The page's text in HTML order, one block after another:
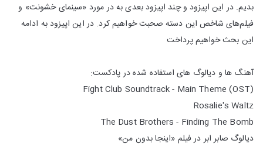
بدیم. در این اپیزود و چند اپیزود بعدی به در مورد «سینمای خشونت» و
فیلم‌های شاخص این دسته صحبت خواهیم کرد. در این اپیزود به ادامه
این بحث خواهیم پرداخت
آهنگ ها و دیالوگ های استفاده شده در پادکست:
Fight Club Soundtrack - Main Theme (OST)
Rosalie's Waltz
The Dust Brothers - Finding The Bomb
دیالوگ صابر ابر در فیلم «اینجا بدون من»